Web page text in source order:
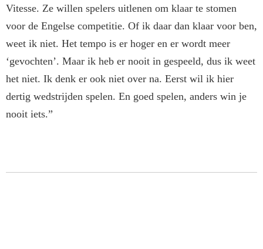
Vitesse. Ze willen spelers uitlenen om klaar te stomen
voor de Engelse competi­tie. Of ik daar dan klaar voor ben,
weet ik niet. Het tempo is er hoger en er wordt meer
‘gevochten’. Maar ik heb er nooit in gespeeld, dus ik weet
het niet. Ik denk er ook niet over na. Eerst wil ik hier
dertig wedstrijden spelen. En goed spelen, anders win je
nooit iets.”